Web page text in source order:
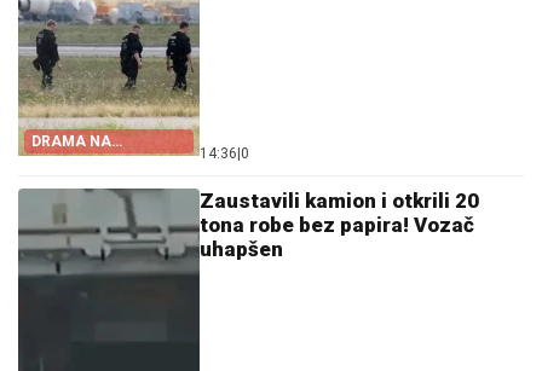
DRAMA NA
AERODROMU
14:36 0
Zaustavili kamion i otkrili 20
tona robe bez papira! Vozač
uhapšen